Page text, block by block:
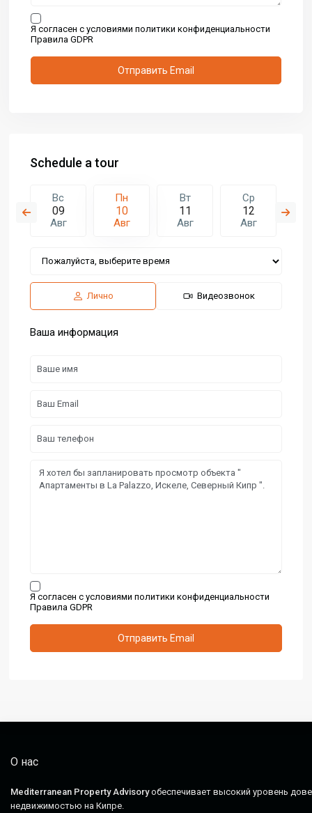
Я согласен с условиями политики конфиденциальности
Правила GDPR
Schedule a tour
Вс
09
Авг
Пн
10
Авг
Вт
11
Авг
Ср
12
Авг
Лично Видеозвонок
Ваша информация
Я согласен с условиями политики конфиденциальности
Правила GDPR
О нас
Mediterranean Property Advisoryобеспечивает высокий уровень
недвижимостью на Кипре.